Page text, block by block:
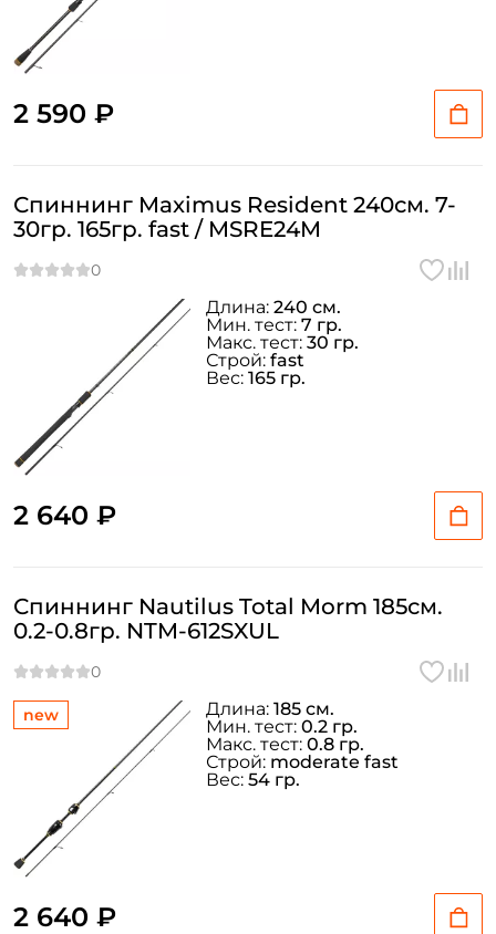
2 590 ₽
Спиннинг Maximus Resident 240см. 7-
30гр. 165гр. fast / MSRE24M
2 640 ₽
Длина: 240 см.
Мин. тест: 7 гр.
Макс. тест: 30 гр.
Строй: fast
Вес: 165 гр.
new
Спиннинг Nautilus Total Morm 185см.
0.2-0.8гр. NTM-612SXUL
2 640 ₽
Длина: 185 см.
Мин. тест: 0.2 гр.
Макс. тест: 0.8 гр.
Строй: moderate fast
Вес: 54 гр.
Создать аккаунт
Номер телефона: *
Придумайте пароль: *
Заполняя данную форму вы соглашаетесь на обработку
персональных данных
У меня уже есть аккаунт